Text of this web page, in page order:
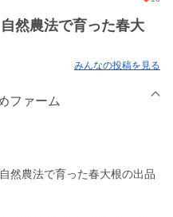
然農法で育った春大
みんなの投稿を見る
ファーム
然農法で育った春大根の出品